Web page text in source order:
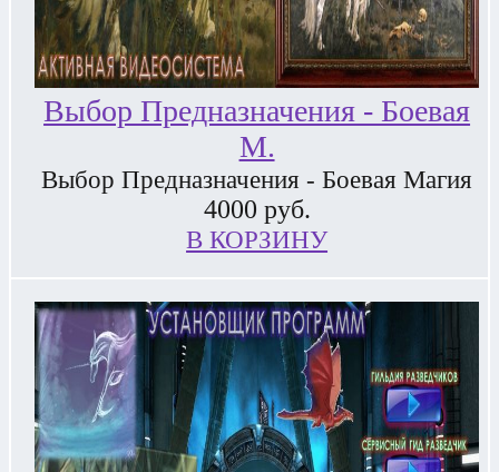
Выбор Предназначения - Боевая
М.
Выбор Предназначения - Боевая Магия
4000 руб.
В КОРЗИНУ